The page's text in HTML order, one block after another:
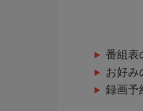
番組表
お好み
録画予